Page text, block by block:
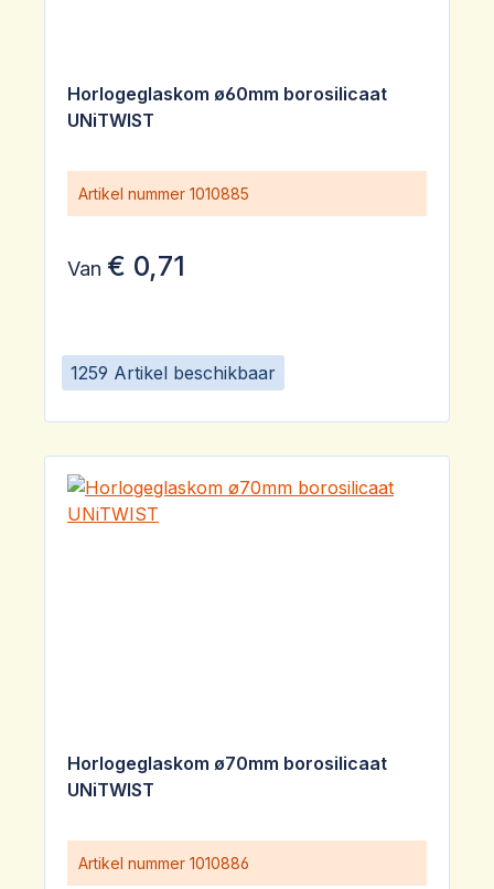
1259 Artikel beschikbaar
Horlogeglaskom ø60mm borosilicaat
UNiTWIST
Artikel nummer 1010885
Van € 0,71
Horlogeglaskom ø70mm borosilicaat
UNiTWIST
Artikel nummer 1010886